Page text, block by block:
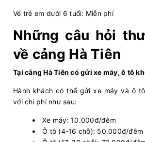
Vé trẻ em dưới 6 tuổi: Miễn phí
Những câu hỏi
về cảng Hà Tiên
Tại cảng Hà Tiên có gửi xe máy, ô tô
Hành khách có thể gửi xe máy và ô
với chi phí như sau:
Xe máy: 10.000đ/đêm
Ô tô (4-16 chỗ): 50.000đ/đêm